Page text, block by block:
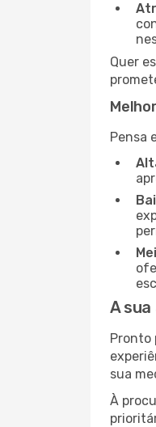
Quer
Pensa
A
Pronto
sua
À